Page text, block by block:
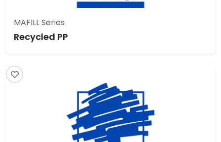
MAFILL Series
Recycled PP